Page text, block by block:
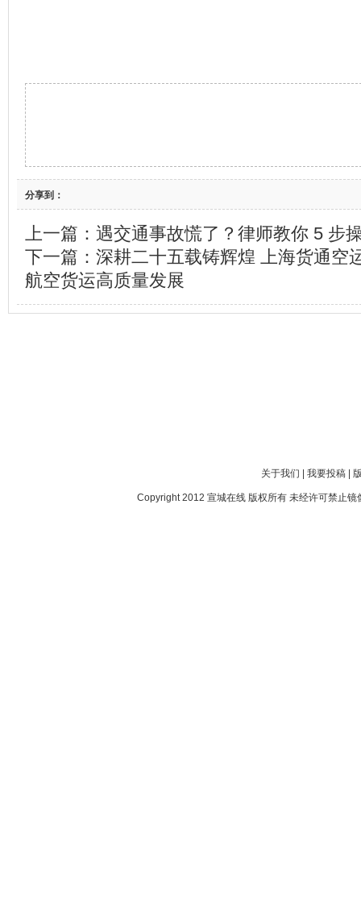
分享到：
上一篇： 遇交通事故慌了？律师教你 5 步
下一篇： 深耕二十五载铸辉煌 上海货通空
航空货运高质量发展
关于我们 我要投稿|
Copyright 2012 宣城在线 版权所有 未经许可禁止